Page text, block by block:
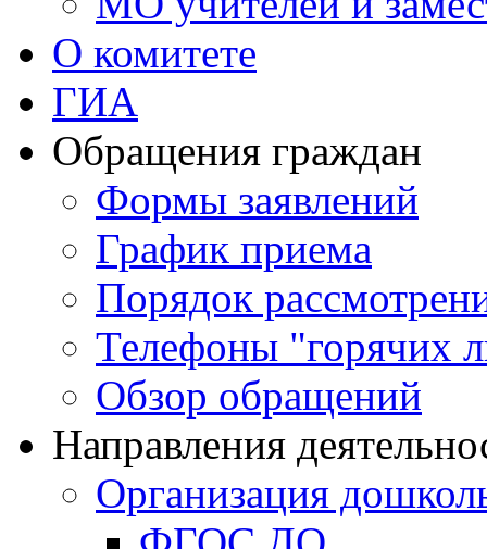
О комитете
ГИА
Обращения граждан
Формы заявлений
График приема
Порядок
Телефоны "горячих
Обзор обращений
Направления
Организация